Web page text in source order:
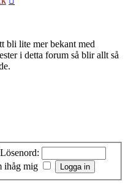
inlägget
bli lite mer bekant med
i detta forum så blir allt så
Lösenord:
ihåg mig